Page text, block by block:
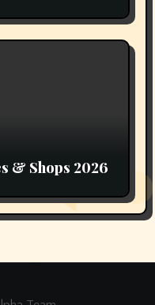
& Shops 2026